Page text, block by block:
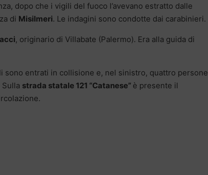
dopo che i vigili del fuoco l’avevano estratto dalle
di Misilmeri. Le indagini sono condotte dai carabinieri.
, originario di Villabate (Palermo). Era alla guida di
sono entrati in collisione e, nel sinistro, quattro persone
strada statale 121 “Catanese” è presente il